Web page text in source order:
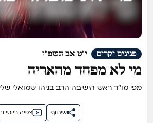
י"ט אב תשפ"ו פנינים יקרים
מי לא מפחד מהאריה
מפי מו''ר ראש הישיבה הרב בניהו שמואלי שליט''א
צפיה ביוטיוב שיתוף